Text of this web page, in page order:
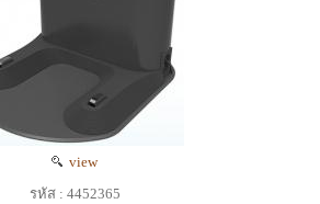
view
รหัส : 4452365